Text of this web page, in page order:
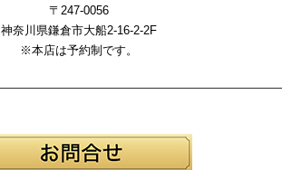
〒247-0056
神奈川県鎌倉市大船2-16-2-2F
※本店は予約制です。